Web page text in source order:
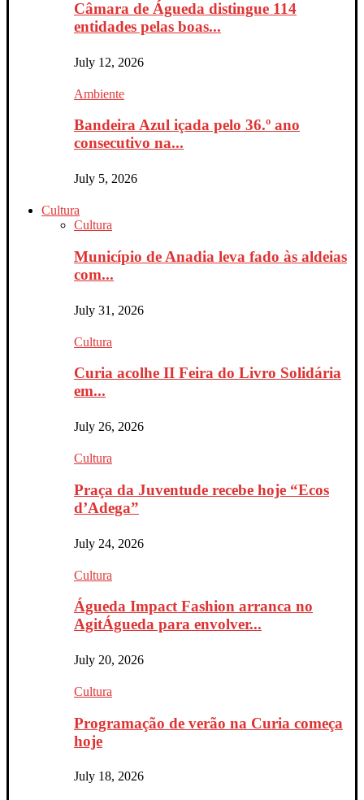
Câmara de Águeda distingue 114
entidades pelas boas...
July 12, 2026
Ambiente
Bandeira Azul içada pelo 36.º ano
consecutivo na...
July 5, 2026
Cultura
Cultura
Município de Anadia leva fado às aldeias
com...
July 31, 2026
Cultura
Curia acolhe II Feira do Livro Solidária
em...
July 26, 2026
Cultura
Praça da Juventude recebe hoje “Ecos
d’Adega”
July 24, 2026
Cultura
Águeda Impact Fashion arranca no
AgitÁgueda para envolver...
July 20, 2026
Cultura
Programação de verão na Curia começa
hoje
July 18, 2026